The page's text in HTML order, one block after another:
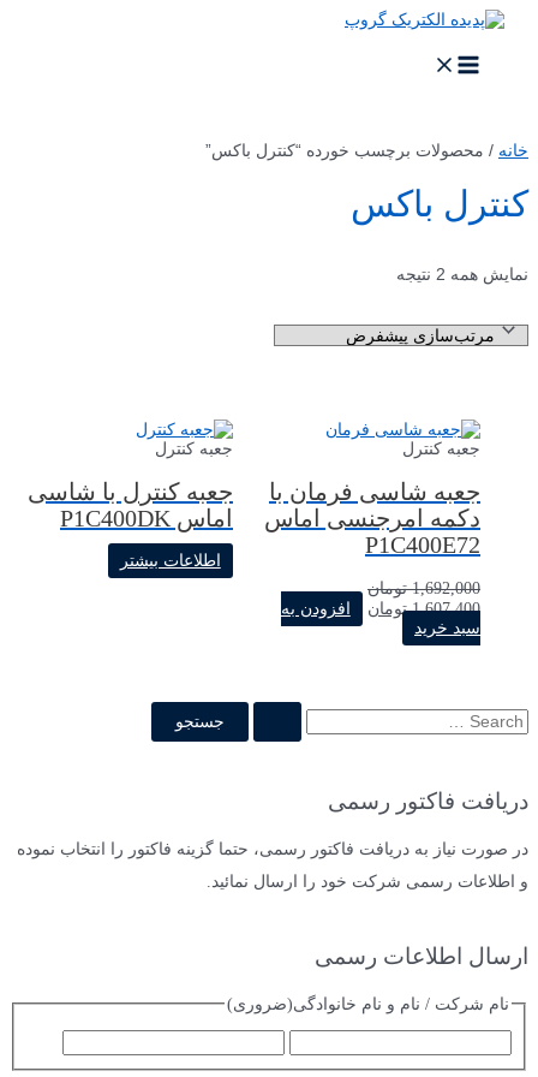
دریافت فاکتور رسمی
در صورت نیاز به دریافت فاکتور رسمی، حتما گزینه فاکتور را انتخاب نموده
و اطلاعات رسمی شرکت خود را ارسال نمائید.
ارسال اطلاعات رسمی
نام شرکت / نام و نام خانوادگی(ضروری)
خانه / محصولات برچسب خورده “کنترل باکس”
کنترل باکس
نمایش همه 2 نتیجه
جعبه کنترل
جعبه شاسی فرمان با
دکمه امرجنسی اماس
P1C400E72
1,692,000 تومان
1,607,400 تومان
افزودن به
سبد خرید
جعبه کنترل
جعبه کنترل با شاسی
اماس P1C400DK
اطلاعات بیشتر